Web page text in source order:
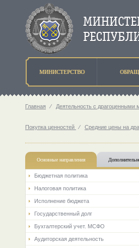
МИНИСТЕРСТВО
Главная ⁄ Деятельность с
Покупка ценностей ⁄ Средние цены на
Основные направления
Бюджетная политика
Налоговая политика
Исполнение бюджета
Государственный долг
Бухгалтерский учет. МСФО
Аудиторская деятельность